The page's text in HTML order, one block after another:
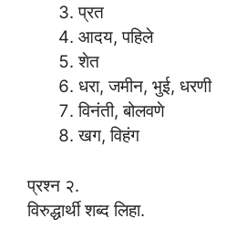
प्रत
आदय, पहिले
शेत
धरा, जमीन, भुई, धरणी
विनंती, बोलवणे
खग, विहंग
प्रश्न २.
विरुद्धार्थी शब्द लिहा.